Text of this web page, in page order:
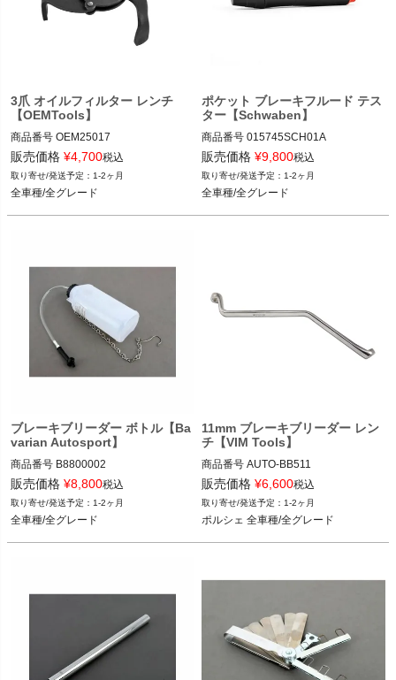
3爪 オイルフィルター レンチ
【OEMTools】
商品番号 OEM25017
OEM25017
販売価格 ¥4,700税込
1-2ヶ月
ポケット ブレーキフルード テス
ター【Schwaben】
商品番号 015745SCH01A
015745SCH01A
販売価格 ¥9,800税込
1-2ヶ月
ブレーキブリーダー ボトル【Ba
varian Autosport】
商品番号 B8800002
B8800002
販売価格 ¥8,800税込
1-2ヶ月
全車種/全グレード
11mm ブレーキブリーダー レン
チ【VIM Tools】
商品番号 AUTO-BB511
BB511
販売価格 ¥6,600税込
1-2ヶ月
ポルシェ 全車種/全グレード